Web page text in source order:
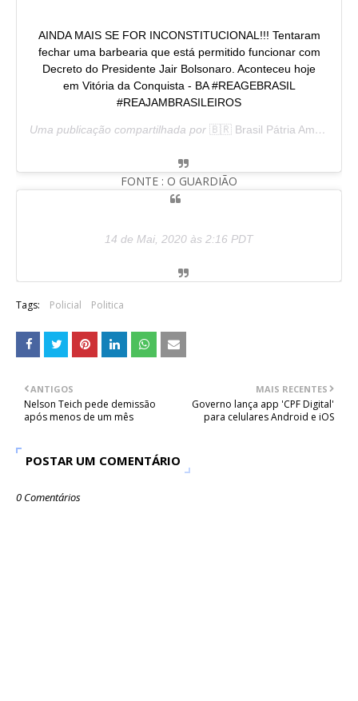
AINDA MAIS SE FOR INCONSTITUCIONAL!!! Tentaram
fechar uma barbearia que está permitido funcionar com
Decreto do Presidente Jair Bolsonaro. Aconteceu hoje
em Vitória da Conquista - BA #REAGEBRASIL
#REAJAMBRASILEIROS
Uma publicação compartilhada por🇧🇷 Brasil Pátria Amada 🇧🇷
FONTE : O GUARDIÃO
14 de Mai, 2020 às 2:16 PDT
Tags: Policial Politica
MAIS RECENTES
Governo lança app 'CPF Digital'
para celulares Android e iOS
ANTIGOS
Nelson Teich pede demissão
após menos de um mês
POSTAR UM COMENTÁRIO
0 Comentários